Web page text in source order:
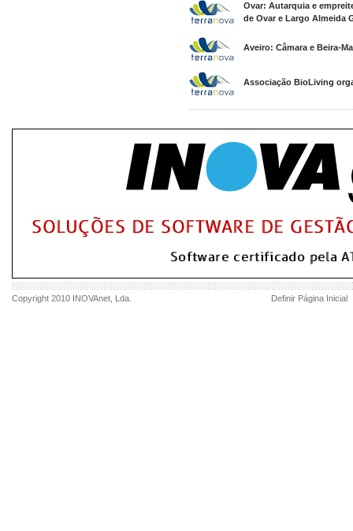
Ovar: Autarquia e
de Ovar e Largo Almeida
Aveiro: Câmara e Beira-
Associação BioLiving
Copyright 2010 INOVAnet , Lda. Definir Página Inicial